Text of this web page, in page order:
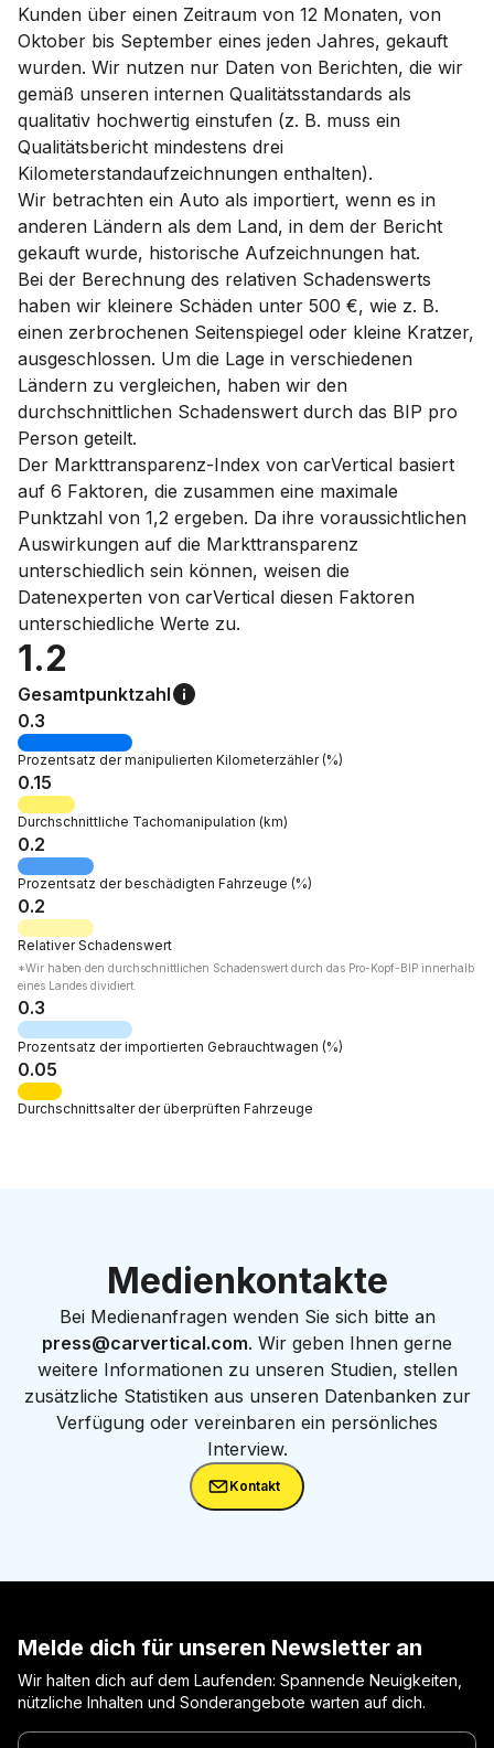
Kunden über einen Zeitraum von 12 Monaten, von
Oktober bis September eines jeden Jahres, gekauft
wurden. Wir nutzen nur Daten von Berichten, die wir
gemäß unseren internen Qualitätsstandards als
qualitativ hochwertig einstufen (z. B. muss ein
Qualitätsbericht mindestens drei
Kilometerstandaufzeichnungen enthalten).
Wir betrachten ein Auto als importiert, wenn es in
anderen Ländern als dem Land, in dem der Bericht
gekauft wurde, historische Aufzeichnungen hat.
Bei der Berechnung des relativen Schadenswerts
haben wir kleinere Schäden unter 500 €, wie z. B.
einen zerbrochenen Seitenspiegel oder kleine Kratzer,
ausgeschlossen. Um die Lage in verschiedenen
Ländern zu vergleichen, haben wir den
durchschnittlichen Schadenswert durch das BIP pro
Person geteilt.
Der Markttransparenz-Index von carVertical basiert
auf 6 Faktoren, die zusammen eine maximale
Punktzahl von 1,2 ergeben. Da ihre voraussichtlichen
Auswirkungen auf die Markttransparenz
unterschiedlich sein können, weisen die
Datenexperten von carVertical diesen Faktoren
unterschiedliche Werte zu.
1.2
Gesamtpunktzahl
0.3
Prozentsatz dermanipulierten Kilometerzähler(%)
0.15
Durchschnittliche Tachomanipulation (km)
0.2
Prozentsatz derbeschädigten Fahrzeuge (%)
0.2
RelativerSchadenswert
*Wir haben den durchschnittlichen Schadenswert durch das Pro-Kopf-BIP innerhalb
eines Landes dividiert.
0.3
Prozentsatz derimportierten Gebrauchtwagen (%)
0.05
Durchschnittsalterder überprüften Fahrzeuge
Medienkontakte
Bei Medienanfragen wenden Sie sich bitte an
press@carvertical.com. Wir geben Ihnen gerne
weitere Informationen zu unseren Studien, stellen
zusätzliche Statistiken aus unseren Datenbanken zur
Verfügung oder vereinbaren ein persönliches
Interview.
Kontakt
Melde dich für unseren Newsletter an
Wir halten dich auf dem Laufenden: Spannende Neuigkeiten,
nützliche Inhalten und Sonderangebote warten auf dich.
Gib